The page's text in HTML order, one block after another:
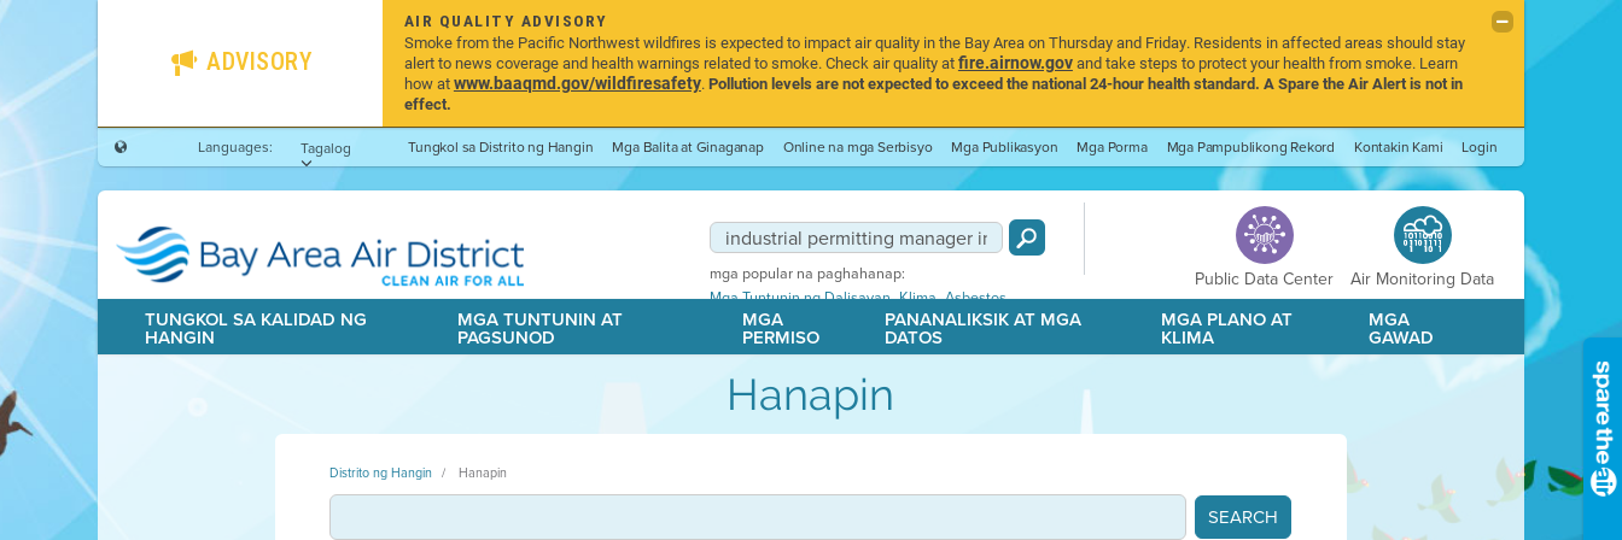
ADVISORY
AIR QUALITY ADVISORY
Smoke from the Pacific Northwest wildfires is expected to impact air quality in the Bay Area on Thursday and Friday. Residents in affected areas should stay
alert to news coverage and health warnings related to smoke. Check air quality atfire.airnow.govand take steps to protect your health from smoke. Learn
how atwww.baaqmd.gov/wildfiresafety.Pollution levels are not expected to exceed the national 24-hour health standard. A Spare the Air Alert is not in
effect.
Languages: Tagalog Tungkol sa Distrito ng Hangin Mga Balita at Ginaganap Online na mga Serbisyo Mga Publikasyon Mga Porma Mga Pampublikong Rekord Kontakin Kami Login
mga popular na paghahanap:
Mga Tuntunin ng Dalisayan,Klima,Asbestos
Public Data Center Air Monitoring Data
TUNGKOL SA KALIDAD NG
HANGIN
MGA TUNTUNIN AT
PAGSUNOD
MGA
PERMISO
PANANALIKSIK AT MGA
DATOS
MGA PLANO AT
KLIMA
MGA
GAWAD
Hanapin
Distrito ng Hangin Hanapin